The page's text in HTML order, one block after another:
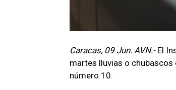
Caracas, 09 Jun. AVN.- El
martes lluvias o
número 10.